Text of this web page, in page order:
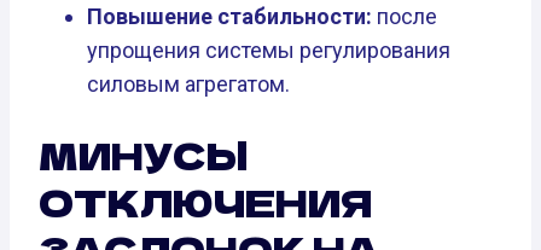
Повышение стабильности: после
упрощения системы регулирования
силовым агрегатом.
МИНУСЫ
ОТКЛЮЧЕНИЯ